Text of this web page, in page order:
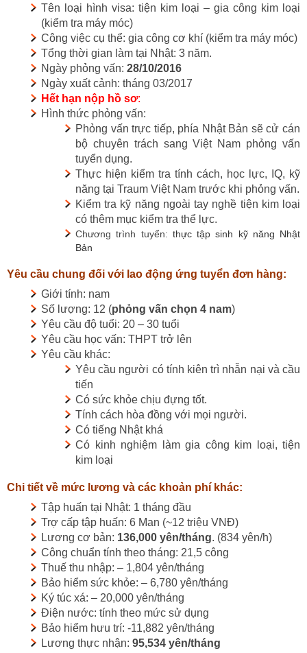
Tên loại hình visa: tiện kim loại – gia công kim loại
(kiểm tra máy móc)
Công việc cụ thể: gia công cơ khí (kiểm tra máy móc)
Tổng thời gian làm tại Nhật: 3 năm.
Ngày phỏng vấn: 28/10/2016
Ngày xuất cảnh: tháng 03/2017
Hết hạn nộp hồ sơ:
Hình thức phỏng vấn:
Phỏng vấn trực tiếp, phía Nhật Bản sẽ cử cán
bộ chuyên trách sang Việt Nam phỏng vấn
tuyển dụng.
Thực hiện kiểm tra tính cách, học lực, IQ, kỹ
năng tại Traum Việt Nam trước khi phỏng vấn.
Kiểm tra kỹ năng ngoài tay nghề tiện kim loại
có thêm mục kiểm tra thể lực.
Chương trình tuyển: thực tập sinh kỹ năng Nhật
Bản
Yêu cầu chung đối với lao động ứng tuyển đơn hàng:
Giới tính: nam
Số lượng: 12 (phỏng vấn chọn 4 nam)
Yêu cầu độ tuổi: 20 – 30 tuổi
Yêu cầu học vấn: THPT trở lên
Yêu cầu khác:
Yêu cầu người có tính kiên trì nhẫn nại và cầu
tiến
Có sức khỏe chịu đựng tốt.
Tính cách hòa đồng với mọi người.
Có tiếng Nhật khá
Có kinh nghiệm làm gia công kim loại, tiện
kim loại
Chi tiết về mức lương và các khoản phí khác:
Tập huấn tại Nhật: 1 tháng đầu
Trợ cấp tập huấn: 6 Man (~12 triệu VNĐ)
Lương cơ bản: 136,000 yên/tháng. (834 yên/h)
Công chuẩn tính theo tháng: 21,5 công
Thuế thu nhập: – 1,804 yên/tháng
Bảo hiểm sức khỏe: – 6,780 yên/tháng
Ký túc xá: – 20,000 yên/tháng
Điện nước: tính theo mức sử dụng
Bảo hiểm hưu trí: -11,882 yên/tháng
Lương thực nhận: 95,534 yên/tháng